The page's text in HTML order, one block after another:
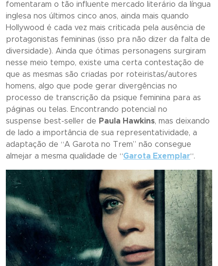
fomentaram o tão influente mercado literário da língua
inglesa nos últimos cinco anos, ainda mais quando
Hollywood é cada vez mais criticada pela ausência de
protagonistas femininas (isso pra não dizer da falta de
diversidade). Ainda que ótimas personagens surgiram
nesse meio tempo, existe uma certa contestação de
que as mesmas são criadas por roteiristas/autores
homens, algo que pode gerar divergências no
processo de transcrição da psique feminina para as
páginas ou telas. Encontrando potencial no
suspense best-seller de Paula Hawkins, mas deixando
de lado a importância de sua representatividade, a
adaptação de “A Garota no Trem” não consegue
almejar a mesma qualidade de “Garota Exemplar“.